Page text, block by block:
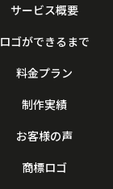
サービス概要
ロゴができるまで
料金プラン
制作実績
お客様の声
商標ロゴ